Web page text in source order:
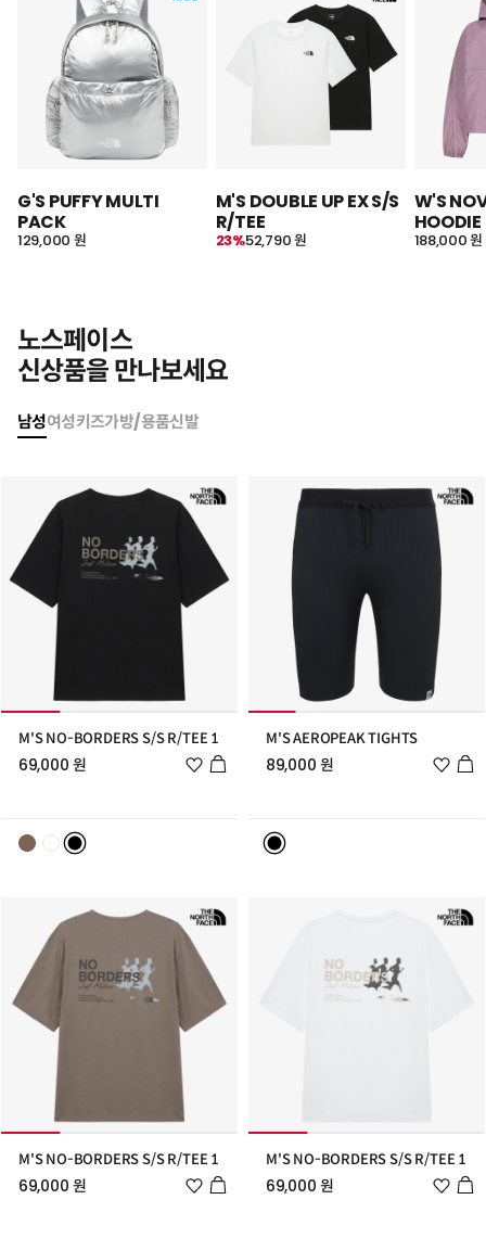
G'S PUFFY MULTI
PACK
129,000 원
M'S DOUBLE UP EX S/S
R/TEE
52,790 원
23%
W'S
HOODIE
188,000 원
노스페이스
신상품을 만나보세요
남성여성키즈가방/용품신발
M'S NO-BORDERS S/S R/TEE 1
69,000 원
위
시
M'S AEROPEAK TIGHTS
89,000 원
위
시
M'S NO-BORDERS S/S R/TEE 1
69,000 원
위
시
M'S NO-BORDERS S/S R/TEE 1
69,000 원
위
시